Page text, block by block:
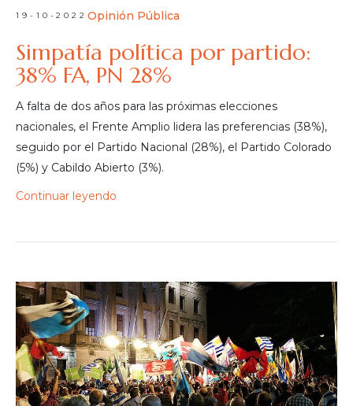
19-10-2022Opinión Pública
Simpatía política por partido:
38% FA, PN 28%
A falta de dos años para las próximas elecciones
nacionales, el Frente Amplio lidera las preferencias (38%),
seguido por el Partido Nacional (28%), el Partido Colorado
(5%) y Cabildo Abierto (3%).
Continuar leyendo